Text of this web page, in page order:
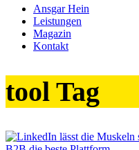
Ansgar Hein
Leistungen
Magazin
Kontakt
tool Tag